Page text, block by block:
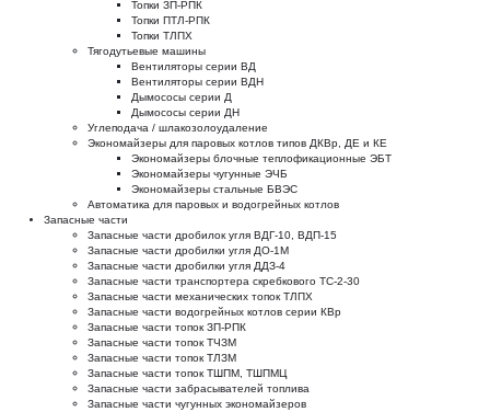
Топки ЗП-РПК
Топки ПТЛ-РПК
Топки ТЛПХ
Тягодутьевые машины
Вентиляторы серии ВД
Вентиляторы серии ВДН
Дымососы серии Д
Дымососы серии ДН
Углеподача / шлакозолоудаление
Экономайзеры для паровых котлов типов ДКВр, ДЕ и КЕ
Экономайзеры блочные теплофикационные ЭБТ
Экономайзеры чугунные ЭЧБ
Экономайзеры стальные БВЭС
Автоматика для паровых и водогрейных котлов
Запасные части
Запасные части дробилок угля ВДГ-10, ВДП-15
Запасные части дробилки угля ДО-1М
Запасные части дробилки угля ДДЗ-4
Запасные части транспортера скребкового ТС-2-30
Запасные части механических топок ТЛПХ
Запасные части водогрейных котлов серии КВр
Запасные части топок ЗП-РПК
Запасные части топок ТЧЗМ
Запасные части топок ТЛЗМ
Запасные части топок ТШПМ, ТШПМЦ
Запасные части забрасывателей топлива
Запасные части чугунных экономайзеров